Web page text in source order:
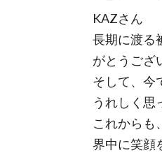
KAZさん
長期に渡る
がとうござ
そして、今
うれしく思
これからも
界中に笑顔